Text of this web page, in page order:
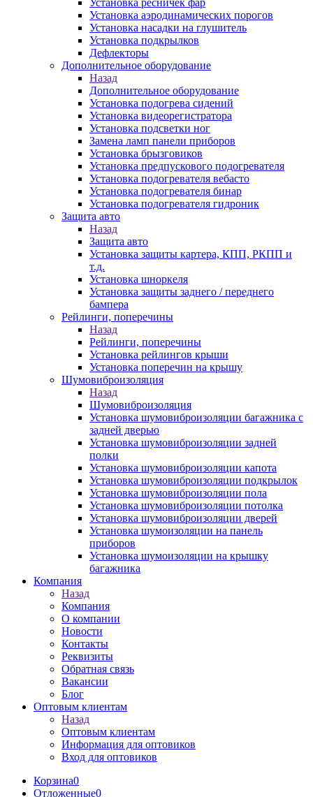
Установка ресничек фар
Установка аэродинамических порогов
Установка насадки на глушитель
Установка подкрылков
Дефлекторы
Дополнительное оборудование
Назад
Дополнительное оборудование
Установка подогрева сидений
Установка видеорегистратора
Установка подсветки ног
Замена ламп панели приборов
Установка брызговиков
Установка предпускового подогревателя
Установка подогревателя вебасто
Установка подогревателя бинар
Установка подогревателя гидроник
Защита авто
Назад
Защита авто
Установка защиты картера, КПП, РКПП и
т.д.
Установка шноркеля
Установка защиты заднего / переднего
бампера
Рейлинги, поперечины
Назад
Рейлинги, поперечины
Установка рейлингов крыши
Установка поперечин на крышу
Шумовиброизоляция
Назад
Шумовиброизоляция
Установка шумовиброизоляции багажника с
задней дверью
Установка шумовиброизоляции задней
полки
Установка шумовиброизоляции капота
Установка шумовиброизоляции подкрылок
Установка шумовиброизоляции пола
Установка шумовиброизоляции потолка
Установка шумовиброизоляции дверей
Установка шумоизоляции на панель
приборов
Установка шумоизоляции на крышку
багажника
Компания
Назад
Компания
О компании
Новости
Контакты
Реквизиты
Обратная связь
Вакансии
Блог
Оптовым клиентам
Назад
Оптовым клиентам
Информация для оптовиков
Вход для оптовиков
Корзина0
Отложенные0